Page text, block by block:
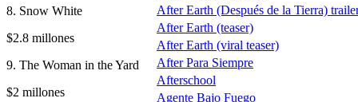
8. Snow White
$2.8 millones
9. The Woman in the Yard
$2 millones
After Earth (Después de la Tierra)
After Earth (teaser)
After Earth (viral teaser)
After Para Siempre
Afterschool
Agente Bajo Fuego